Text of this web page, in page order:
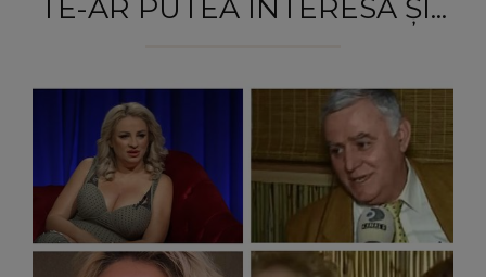
TE-AR PUTEA INTERESA ȘI...